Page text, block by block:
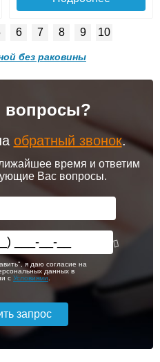
Подробнее о доставке
Тумба подвесная для
100 см, белая матовая
22 340
6 7 8 9 10
без раковины
вопросы?
обратный звонок.
время и ответим
Вас вопросы.
я даю согласие на
данных в
с Условиями